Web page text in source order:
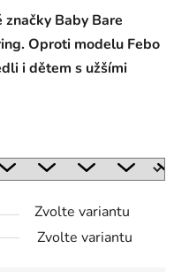
Baby Bare
Oproti modelu Febo
i dětem s užšími
Zvolte variantu
Zvolte variantu